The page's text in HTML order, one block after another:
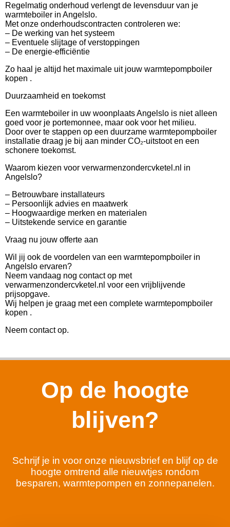
Regelmatig onderhoud verlengt de levensduur van je
warmteboiler in Angelslo.
Met onze onderhoudscontracten controleren we:
– De werking van het systeem
– Eventuele slijtage of verstoppingen
– De energie-efficiëntie
Zo haal je altijd het maximale uit jouw warmtepompboiler
kopen .
Duurzaamheid en toekomst
Een warmteboiler in uw woonplaats Angelslo is niet alleen
goed voor je portemonnee, maar ook voor het milieu.
Door over te stappen op een duurzame warmtepompboiler
installatie draag je bij aan minder CO₂-uitstoot en een
schonere toekomst.
Waarom kiezen voor verwarmenzondercvketel.nl in
Angelslo?
– Betrouwbare installateurs
– Persoonlijk advies en maatwerk
– Hoogwaardige merken en materialen
– Uitstekende service en garantie
Vraag nu jouw offerte aan
Wil jij ook de voordelen van een warmtepompboiler in
Angelslo ervaren?
Neem vandaag nog contact op met
verwarmenzondercvketel.nl voor een vrijblijvende
prijsopgave.
Wij helpen je graag met een complete warmtepompboiler
kopen .
Neem contact op.
Op de hoogte
blijven?
Schrijf je in voor onze nieuwsbrief en blijf op de
hoogte omtrend alle nieuwtjes rondom
besparen, warmtepompen en zonnepanelen.